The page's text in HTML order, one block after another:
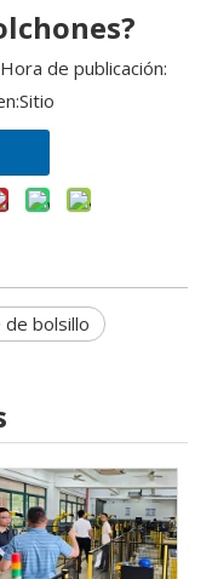
de publicación:
Sitio
bolsillo